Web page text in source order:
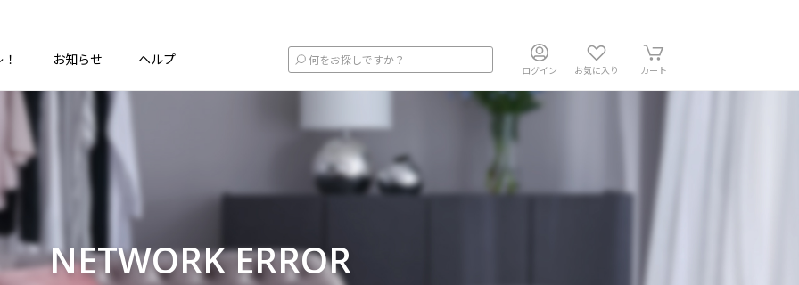
お知らせ ヘルプ
ログイン お気に入り カート
NETWORK ERROR